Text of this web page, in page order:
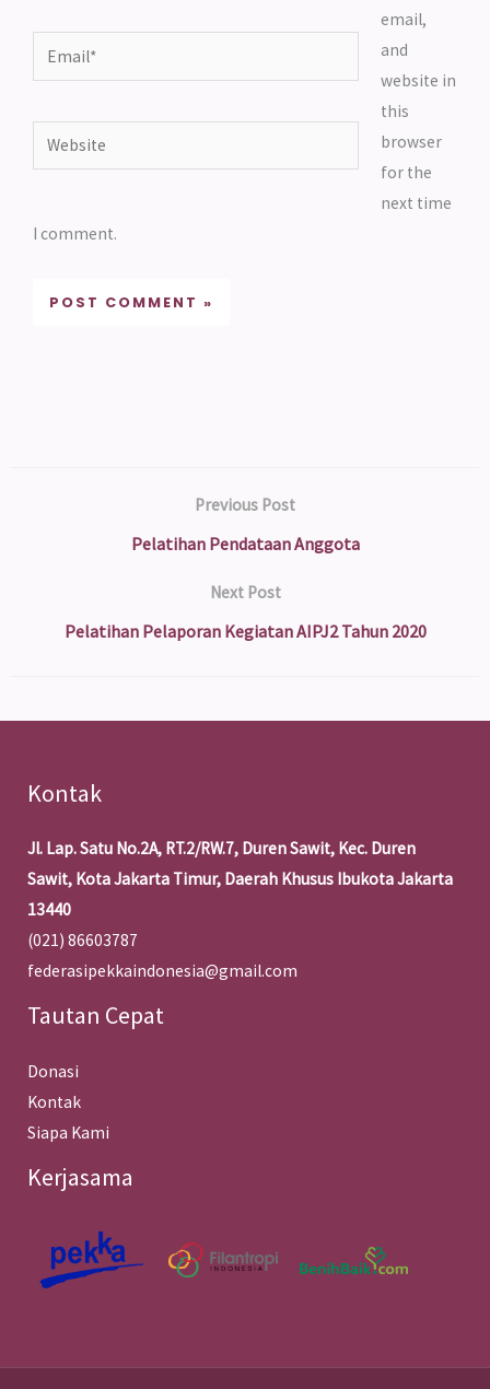
Email*
Website
email,
and
website in
this
browser
for the
next time
I comment.
Previous Post
Pelatihan Pendataan Anggota
Next Post
Pelatihan Pelaporan Kegiatan AIPJ2 Tahun 2020
Kontak
Jl. Lap. Satu No.2A, RT.2/RW.7, Duren Sawit, Kec. Duren
Sawit, Kota Jakarta Timur, Daerah Khusus Ibukota Jakarta
13440
(021) 86603787
federasipekkaindonesia@gmail.com
Tautan Cepat
Donasi
Kontak
Siapa Kami
Kerjasama